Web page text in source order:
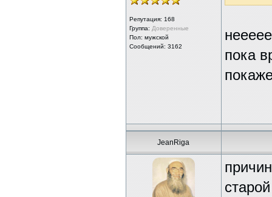
Репутация: 168
Группа: Доверенные
Пол: мужской
Сообщений: 3162
пока
JeanRiga